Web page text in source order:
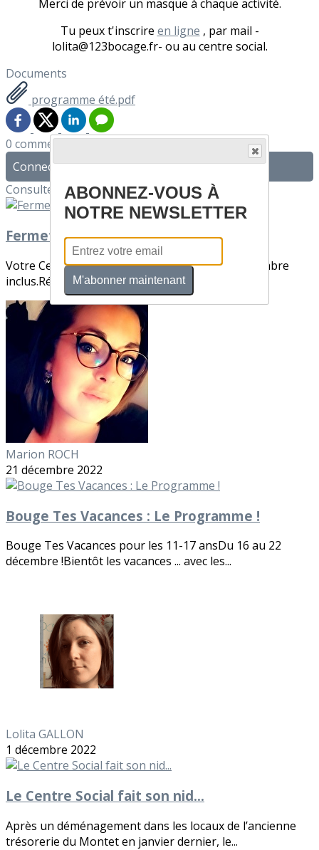
Merci de prévoir un masque à chaque activité.
Tu peux t'inscrire en ligne , par mail -
lolita@123bocage.fr- ou au centre social.
Documents
programme été.pdf
0 commentaire(s)
Connectez-vous pour laisser un commentaire
Consultez également
Fermeture de votre Centre Social !
Votre Centre Social sera fermé du 22 au 30 décembre
inclus.Réouverture le lundi 02 janvier à 13...
Marion ROCH
21 décembre 2022
Bouge Tes Vacances : Le Programme !
Bouge Tes Vacances pour les 11-17 ansDu 16 au 22
décembre !Bientôt les vacances ... avec les...
Lolita GALLON
1 décembre 2022
Le Centre Social fait son nid...
Après un déménagement dans les locaux de l’ancienne
trésorerie du Montet en janvier dernier, le...
ABONNEZ-VOUS À
NOTRE NEWSLETTER
M'abonner maintenant